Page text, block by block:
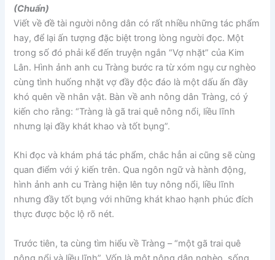
(Chuẩn)
Viết về đề tài người nông dân có rất nhiều những tác phẩm
hay, để lại ấn tượng đặc biệt trong lòng người đọc. Một
trong số đó phải kể đến truyện ngắn “Vợ nhặt” của Kim
Lân. Hình ảnh anh cu Tràng bước ra từ xóm ngụ cư nghèo
cùng tình huống nhặt vợ đầy độc đáo là một dấu ấn đầy
khó quên về nhân vật. Bàn về anh nông dân Tràng, có ý
kiến cho rằng: “Tràng là gã trai quê nông nổi, liều lĩnh
nhưng lại đầy khát khao và tốt bụng”.
Khi đọc và khám phá tác phẩm, chắc hẳn ai cũng sẽ cùng
quan điểm với ý kiến trên. Qua ngôn ngữ và hành động,
hình ảnh anh cu Tràng hiện lên tuy nông nổi, liều lĩnh
nhưng đầy tốt bụng với những khát khao hạnh phúc đích
thực được bộc lộ rõ nét.
Trước tiên, ta cùng tìm hiểu về Tràng – “một gã trai quê